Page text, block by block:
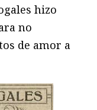
hizo
no
de amor a